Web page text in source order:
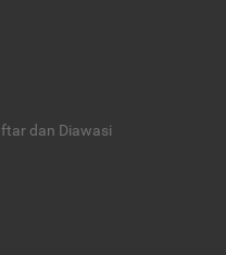
dan Diawasi